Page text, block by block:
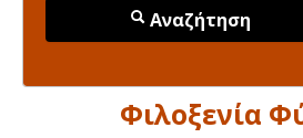
Αναζήτηση
Φιλοξενία